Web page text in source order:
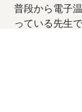
普段から電子
っている先生で